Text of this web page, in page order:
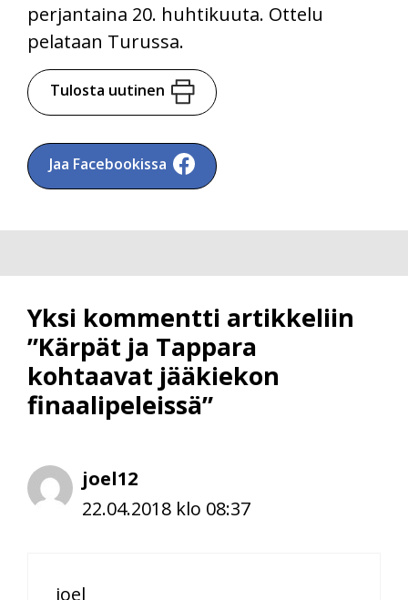
perjantaina 20. huhtikuuta. Ottelu
pelataan Turussa.
Tulosta uutinen
Jaa Facebookissa
Yksi kommentti artikkeliin
”Kärpät ja Tappara
kohtaavat jääkiekon
finaalipeleissä”
joel12
22.04.2018 klo 08:37
joel